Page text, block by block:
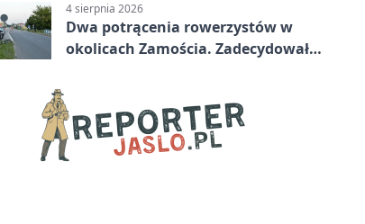
4 sierpnia 2026
Dwa potrącenia rowerzystów w
okolicach Zamościa. Zadecydowało